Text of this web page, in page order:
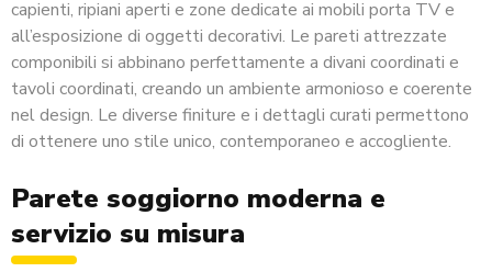
capienti, ripiani aperti e zone dedicate ai mobili porta TV e
all’esposizione di oggetti decorativi. Le pareti attrezzate
componibili si abbinano perfettamente a divani coordinati e
tavoli coordinati, creando un ambiente armonioso e coerente
nel design. Le diverse finiture e i dettagli curati permettono
di ottenere uno stile unico, contemporaneo e accogliente.
Parete soggiorno moderna e
servizio su misura